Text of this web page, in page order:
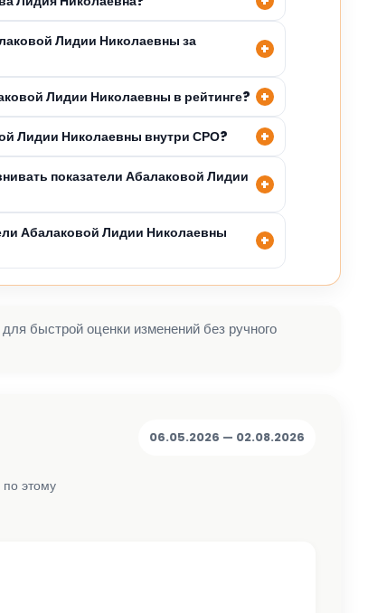
Лидии Николаевны за
Лидии Николаевны в рейтинге?
Лидии Николаевны внутри СРО?
показатели Абалаковой Лидии
Абалаковой Лидии Николаевны
быстрой оценки изменений без ручного
этому
06.05.2026 — 02.08.2026